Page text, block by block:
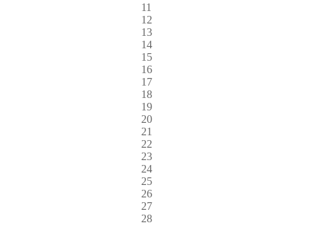
11
12
13
14
15
16
17
18
19
20
21
22
23
24
25
26
27
28